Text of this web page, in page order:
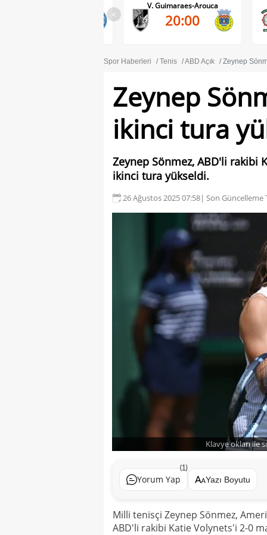
<
V. Guimaraes-Arouca
20:00
Spor Haberleri Tenis ABD Açık Zeynep
Zeynep
ikinci tura
Zeynep Sönmez, ABD'li rakibi
ikinci tura yükseldi.
26 Ağustos 2025 07:58| Son Güncelleme
Klavye okları ile
Yorum Yap
(1)
Yazı Boyutu
Milli tenisçi Zeynep Sönmez,
ABD'li rakibi Katie Volynets'i 2-0